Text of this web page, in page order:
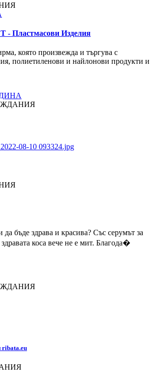
Изделия
която произвежда и търгува с
полиетиленови и найлонови продукти и
бъде здрава и красива? Със серумът за
коса вече не е мит. Благода�
ribata.eu